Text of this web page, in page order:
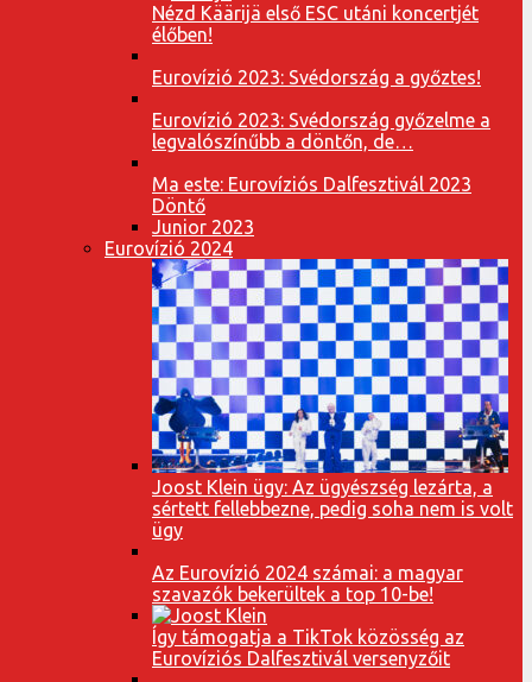
Nézd Käärijä első ESC utáni koncertjét
élőben!
Eurovízió 2023: Svédország a győztes!
Eurovízió 2023: Svédország győzelme a
legvalószínűbb a döntőn, de…
Ma este: Eurovíziós Dalfesztivál 2023
Döntő
Junior 2023
Eurovízió 2024
Joost Klein ügy: Az ügyészség lezárta, a
sértett fellebbezne, pedig soha nem is volt
ügy
Az Eurovízió 2024 számai: a magyar
szavazók bekerültek a top 10-be!
Így támogatja a TikTok közösség az
Eurovíziós Dalfesztivál versenyzőit